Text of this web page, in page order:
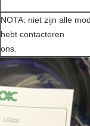
NOTA: niet zijn alle
hebt contacteren
ons.